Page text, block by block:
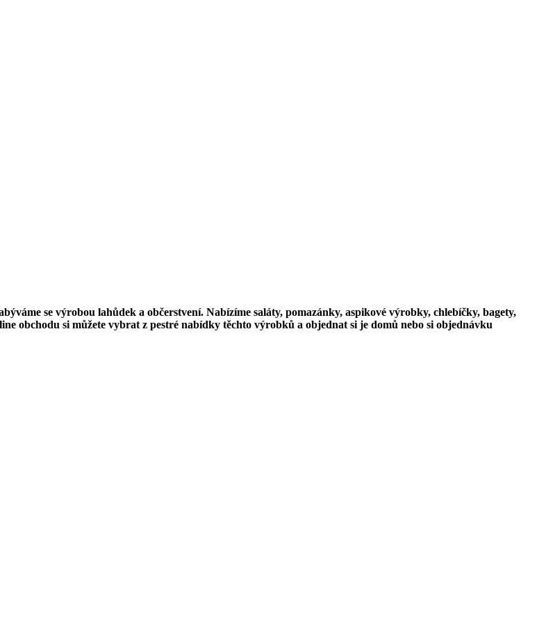
se výrobou lahůdek a občerstvení. Nabízíme saláty, pomazánky, aspikové výrobky, chlebíčky, bagety,
obchodu si můžete vybrat z pestré nabídky těchto výrobků a objednat si je domů nebo si objednávku